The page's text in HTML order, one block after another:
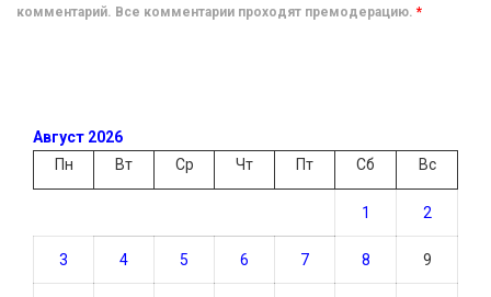
комментарий. Все комментарии проходят премодерацию. *
Август 2026
Пн
Вт Ср Чт Пт Сб Вс
1 2
3 4 5 6 7 8 9